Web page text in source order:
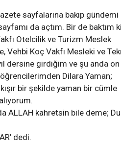
sayfalarına bakıp gündemi
da açtım. Bir de baktım
Otelcilik ve Turizm Meslek
Vehbi Koç Vakfı Mesleki ve
dersine girdiğim ve şu anda on
Dilara Yaman;
bir şekilde yaman bir cümle
ALLAH kahretsin bile deme;
dedi.